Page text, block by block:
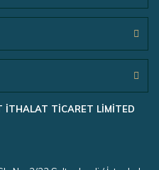
İTHALAT TİCARET LİMİTED